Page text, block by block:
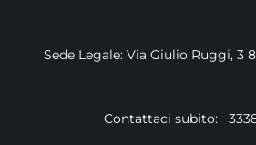
Sede Legale: Via Giulio Ruggi, 3
Contattaci subito: